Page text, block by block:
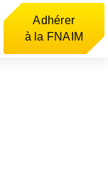
Adhérer
à la FNAIM